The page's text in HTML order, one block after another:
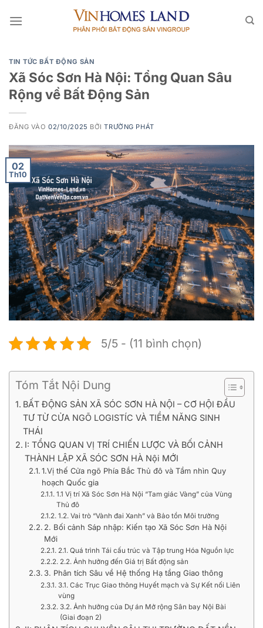
qua
TIN TỨC BẤT ĐỘNG SẢN
Xã Sóc Sơn Hà Nội: Tổng Quan Sâu
Rộng về Bất Động Sản
ĐĂNG VÀO02/10/2025 BỞITRƯỜNG PHÁT
02
Th10
5/5 - (11 bình chọn)
Tóm Tắt Nội Dung
BẤT ĐỘNG SẢN XÃ SÓC SƠN HÀ NỘI – CƠ HỘI ĐẦU
TƯ TỪ CỬA NGÕ LOGISTÍC VÀ TIỀM NĂNG SINH
THÁI
I: TỔNG QUAN VỊ TRÍ CHIẾN LƯỢC VÀ BỐI CẢNH
THÀNH LẬP XÃ SÓC SƠN HÀ Nội MỚI
1.Vị thế Cửa ngõ Phía Bắc Thủ đô và Tầm nhìn Quy
hoạch Quốc gia
1.1 Vị trí Xã Sóc Sơn Hà Nội “Tam giác Vàng” của Vùng
Thủ đô
1.2. Vai trò “Vành đai Xanh” và Bảo tồn Môi trường
2. Bối cảnh Sáp nhập: Kiến tạo Xã Sóc Sơn Hà Nội
Mới
2.1. Quá trình Tái cấu trúc và Tập trung Hóa Nguồn lực
2.2. Ảnh hưởng đến Giá trị Bất động sản
3. Phân tích Sâu về Hệ thống Hạ tầng Giao thông
3.1. Các Trục Giao thông Huyết mạch và Sự Kết nối Liên
vùng
3.2. Ảnh hưởng của Dự án Mở rộng Sân bay Nội Bài
(Giai đoạn 2)